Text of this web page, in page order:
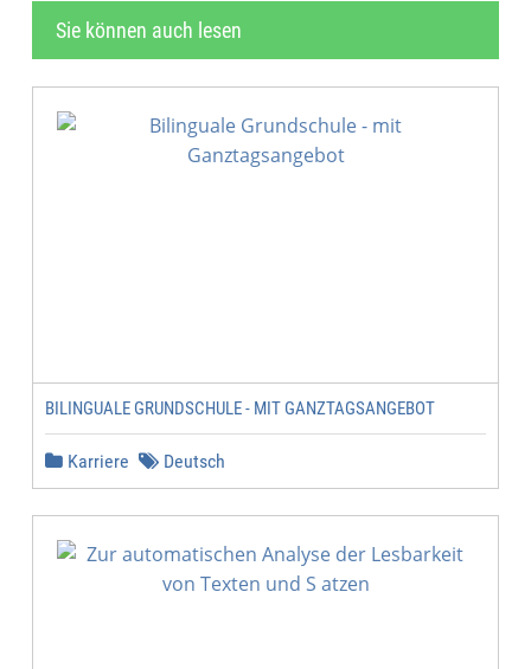
Sie können auch lesen
BILINGUALE GRUNDSCHULE - MIT GANZTAGSANGEBOT
Karriere Deutsch